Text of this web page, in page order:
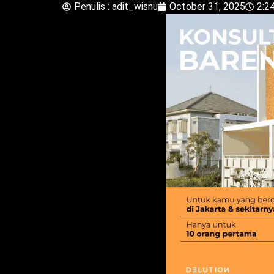
Penulis : adit_wisnu October 31, 2025